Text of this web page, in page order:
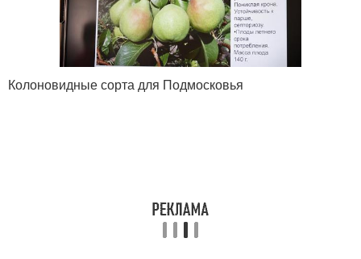
Колоновидные сорта для Подмосковья